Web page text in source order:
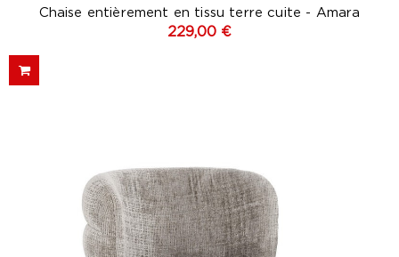
Chaise entièrement en tissu terre cuite - Amara
229,00 €